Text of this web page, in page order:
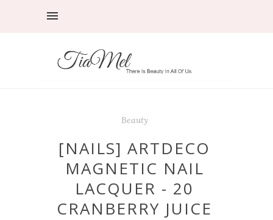
Beauty
[NAILS] ARTDECO
MAGNETIC NAIL
LACQUER - 20
CRANBERRY JUICE